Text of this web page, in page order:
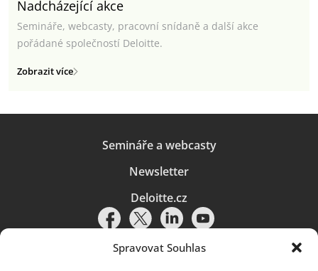
Spravovat Souhlas
Nadcházející akce
Semináře, webcasty, pracovní snídaně a další akce
pořádané společností Deloitte.
Zobrazit více
Semináře a webcasty
Newsletter
Deloitte.cz